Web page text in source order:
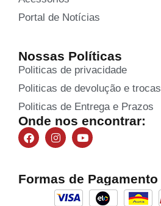
Portal de Notícias
Nossas Políticas
Politicas de privacidade
Politicas de devolução e trocas
Politicas de Entrega e Prazos
Onde nos encontrar:
Formas de Pagamento